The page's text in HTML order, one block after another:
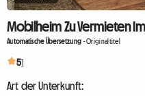
Mobilheim Zu Vermieten
Automatische Übersetzung -Originaltitel
51
Art der Unterkunft: